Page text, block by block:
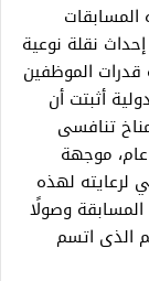
نقلة نوعية
الموظفين
أثبتت أن
تنافسى
موجهة
لرعايته لهذه
وصولًا
الذى اتسم